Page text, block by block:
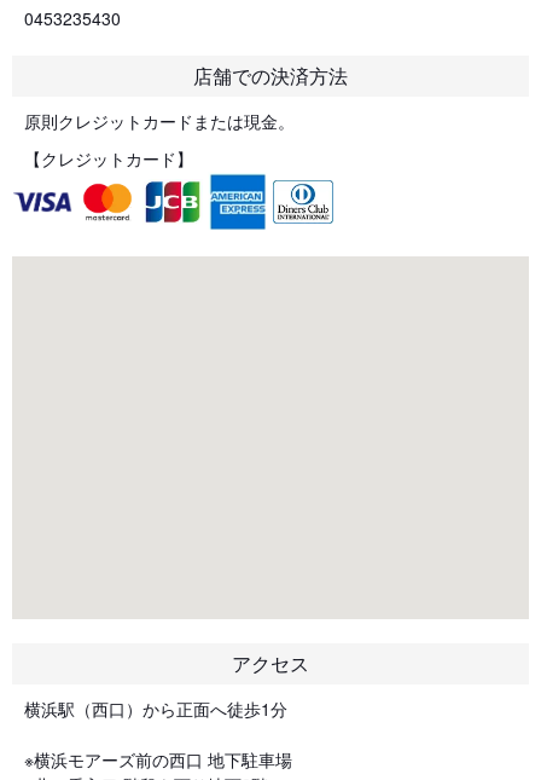
0453235430
店舗での決済方法
原則クレジットカードまたは現金。
【クレジットカード】
アクセス
横浜駅（西口）から正面へ徒歩1分
※横浜モアーズ前の西口 地下駐車場